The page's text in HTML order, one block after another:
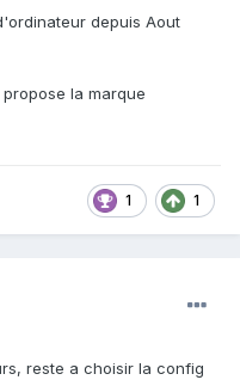
depuis Aout
la marque
1 1
reste a choisir la config